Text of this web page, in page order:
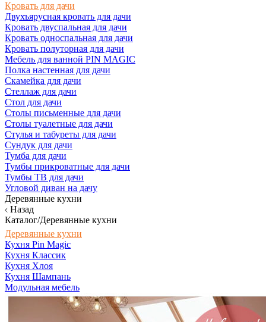
Кровать для дачи
Двухъярусная кровать для дачи
Кровать двуспальная для дачи
Кровать односпальная для дачи
Кровать полуторная для дачи
Мебель для ванной PIN MAGIC
Полка настенная для дачи
Скамейка для дачи
Стеллаж для дачи
Стол для дачи
Столы письменные для дачи
Столы туалетные для дачи
Стулья и табуреты для дачи
Сундук для дачи
Тумба для дачи
Тумбы прикроватные для дачи
Тумбы ТВ для дачи
Угловой диван на дачу
Деревянные кухни
Назад
Каталог/Деревянные кухни
Деревянные кухни
Кухня Pin Magic
Кухня Классик
Кухня Хлоя
Кухня Шампань
Модульная мебель